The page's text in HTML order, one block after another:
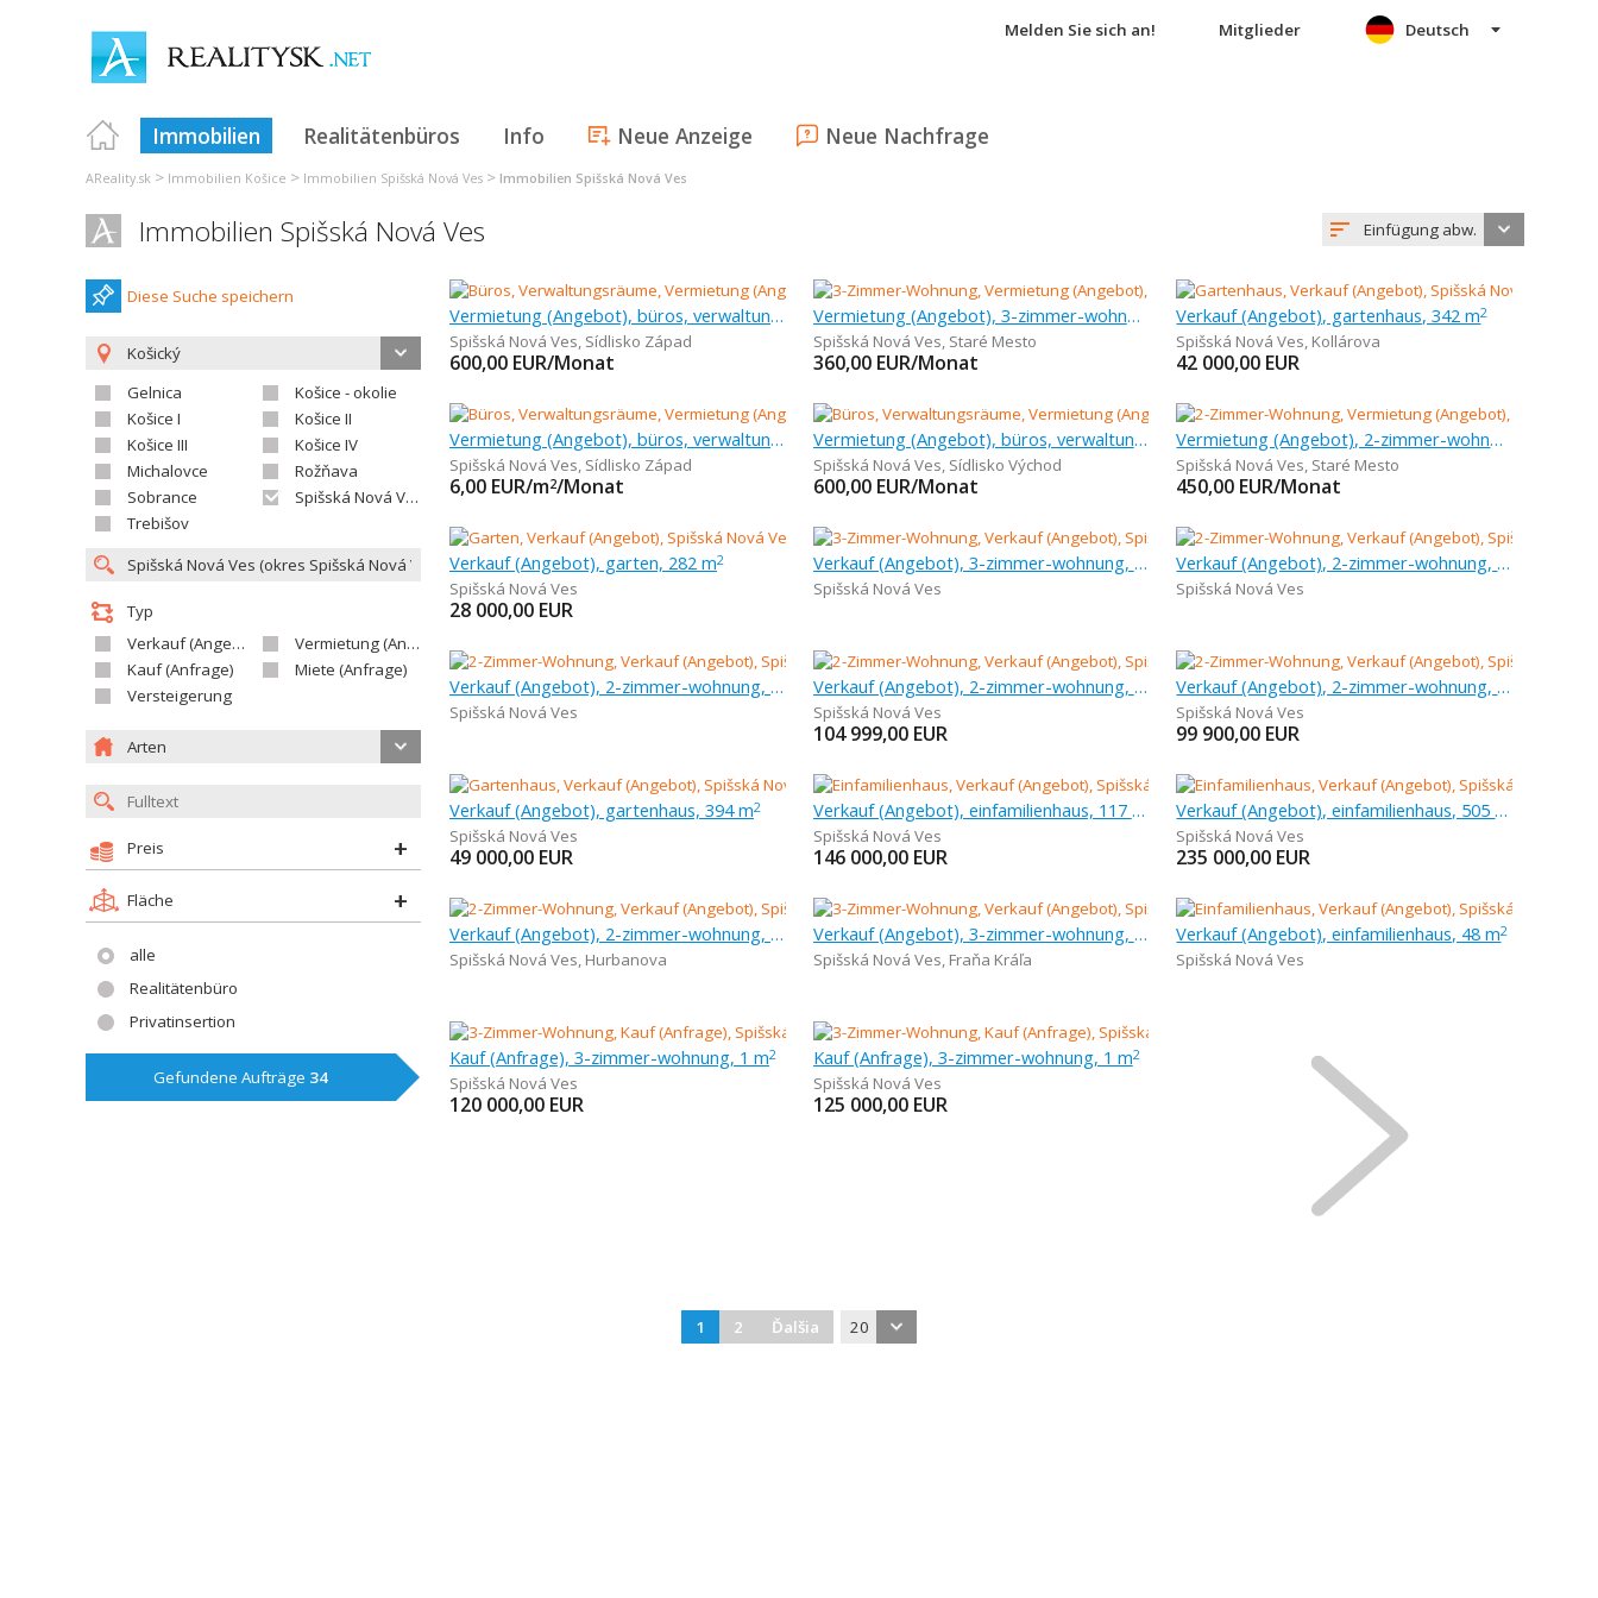
Melden Sie sich an! Mitglieder
Immobilien Realitätenbüros Info Neue Anzeige Neue Nachfrage
Deutsch
AReality.sk > Immobilien Košice > Immobilien Spišská Nová Ves > Immobilien Spišská Nová Ves
Immobilien Spišská Nová Ves Einfügung abw.
Diese Suche speichern
Košický
Gelnica
Košice - okolie
Košice I
Košice II
Košice III
Košice IV
Michalovce
Rožňava
Sobrance
Spišská Nová Ves
Trebišov
Typ
Verkauf (Angebot)
Vermietung (Angebot)
Kauf (Anfrage)
Miete (Anfrage)
Versteigerung
Arten
Preis
Fläche
alle
Realitätenbüro
Privatinsertion
Gefundene Aufträge 34
Vermietung (Angebot), büros, verwaltungsräume, 90 m
Spišská Nová Ves, Sídlisko Západ
600,00 EUR/Monat
Vermietung (Angebot), 3-zimmer-wohnung, 47 m
Spišská Nová Ves, Staré Mesto
360,00 EUR/Monat
Verkauf (Angebot), gartenhaus, 342 m2
Spišská Nová Ves, Kollárova
42 000,00 EUR
Vermietung (Angebot), büros, verwaltungsräume, 524 m
Spišská Nová Ves, Sídlisko Západ
6,00 EUR/m2/Monat
Vermietung (Angebot), büros, verwaltungsräume, 107 m
Spišská Nová Ves, Sídlisko Východ
600,00 EUR/Monat
Vermietung (Angebot), 2-zimmer-wohnung, 50 m
Spišská Nová Ves, Staré Mesto
450,00 EUR/Monat
Verkauf (Angebot), garten, 282 m2
Spišská Nová Ves
28 000,00 EUR
Verkauf (Angebot), 3-zimmer-wohnung, 143,8 m
Spišská Nová Ves
Verkauf (Angebot), 2-zimmer-wohnung, 88 m
Spišská Nová Ves
Verkauf (Angebot), 2-zimmer-wohnung, 96,21 m
Spišská Nová Ves
Verkauf (Angebot), 2-zimmer-wohnung, 52 m
Spišská Nová Ves
104 999,00 EUR
Verkauf (Angebot), 2-zimmer-wohnung, 54 m
Spišská Nová Ves
99 900,00 EUR
Verkauf (Angebot), gartenhaus, 394 m2
Spišská Nová Ves
49 000,00 EUR
Verkauf (Angebot), einfamilienhaus, 117 m
Spišská Nová Ves
146 000,00 EUR
Verkauf (Angebot), einfamilienhaus, 505 m
Spišská Nová Ves
235 000,00 EUR
Verkauf (Angebot), 2-zimmer-wohnung, 68 m
Spišská Nová Ves, Hurbanova
Verkauf (Angebot), 3-zimmer-wohnung, 61 m
Spišská Nová Ves, Fraňa Kráľa
Verkauf (Angebot), einfamilienhaus, 48 m2
Spišská Nová Ves
Kauf (Anfrage), 3-zimmer-wohnung, 1 m2
Spišská Nová Ves
120 000,00 EUR
Kauf (Anfrage), 3-zimmer-wohnung, 1 m2
Spišská Nová Ves
125 000,00 EUR
1 2 Ďalšia 20